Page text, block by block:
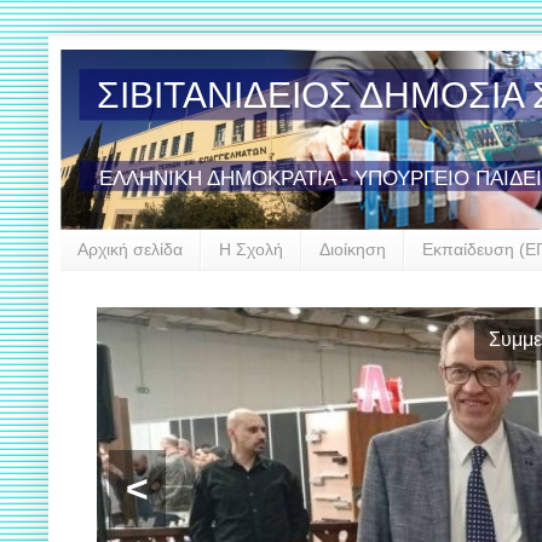
ΣΙΒΙΤΑΝΙΔΕΙΟΣ
ΕΛΛΗΝΙΚΗ ΔΗΜΟΚΡΑΤΙΑ - ΥΠΟΥΡΓΕΙΟ
Αρχική σελίδα Η Σχολή Διοίκηση Εκπαίδευση
Έναρξη
<